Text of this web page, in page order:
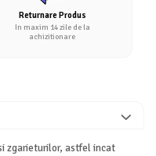
Returnare Produs
In maxim 14 zile de la
achizitionare
zgarieturilor, astfel incat